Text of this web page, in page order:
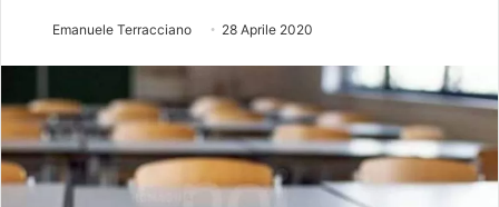
Emanuele Terracciano 28 Aprile 2020